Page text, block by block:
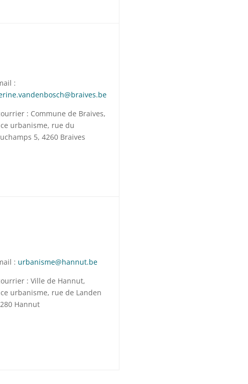
:
: Commune de Braives,
urbanisme, rue du
5, 4260 Braives
: urbanisme@hannut.be
: Ville de Hannut,
urbanisme, rue de Landen
Hannut